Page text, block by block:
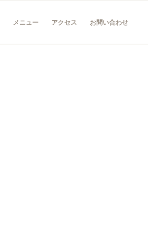
メニュー アクセス お問い合わせ